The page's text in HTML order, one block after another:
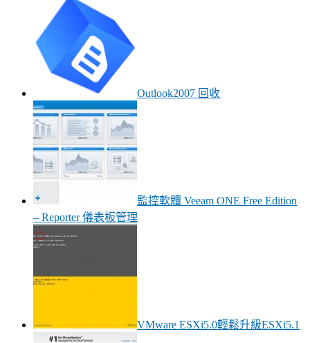
Outlook2007 回收
監控軟體 Veeam ONE Free Edition
– Reporter 儀表板管理
VMware ESXi5.0輕鬆升級ESXi5.1